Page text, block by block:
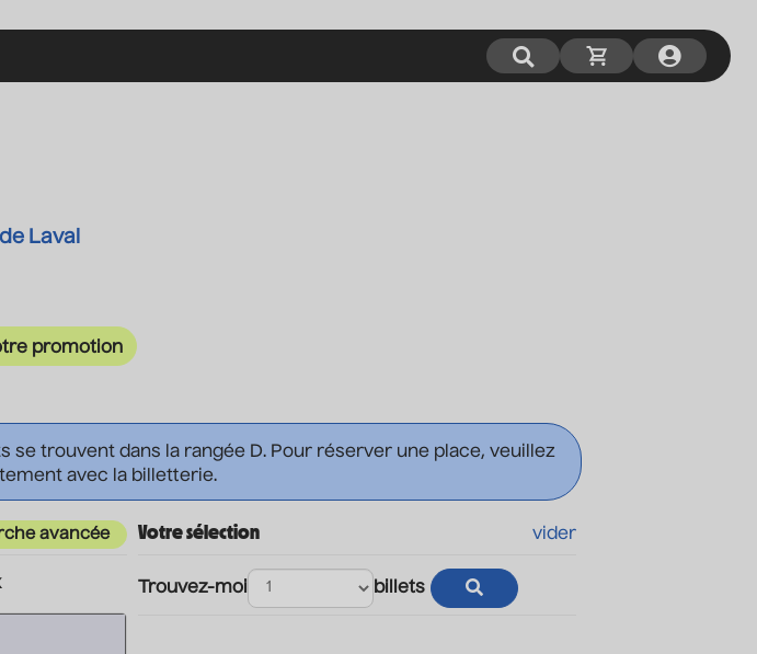
Laval
promotion
se trouvent dans la rangée D. Pour réserver une place, veuillez
avec la billetterie.
avancée Votre sélection vider
Trouvez-moi billets